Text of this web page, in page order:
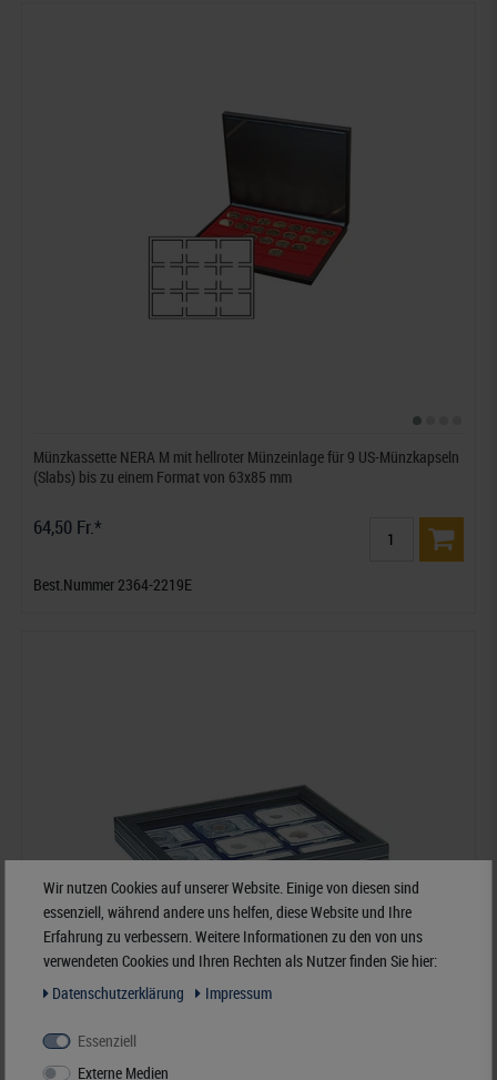
Münzkassette NERA M mit hellroter Münzeinlage für 9 US-Münzkapseln
(Slabs) bis zu einem Format von 63x85 mm
64,50 Fr.*
Best.Nummer 2364-2219E
Wir nutzen Cookies auf unserer Website. Einige von diesen sind
essenziell, während andere uns helfen, diese Website und Ihre
Erfahrung zu verbessern. Weitere Informationen zu den von uns
verwendeten Cookies und Ihren Rechten als Nutzer finden Sie hier:
Daten­schutz­erklärung
Impressum
Essenziell
Externe Medien